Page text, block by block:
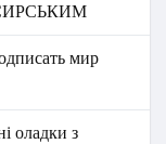
мир
оладки з